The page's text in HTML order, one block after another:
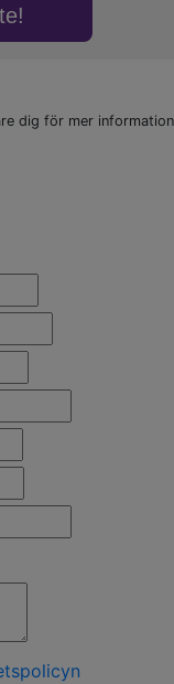
dig för mer information